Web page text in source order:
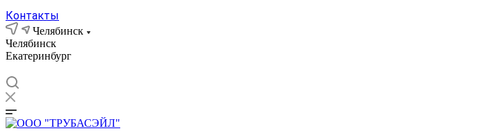
Контакты
Челябинск
Челябинск
Екатеринбург